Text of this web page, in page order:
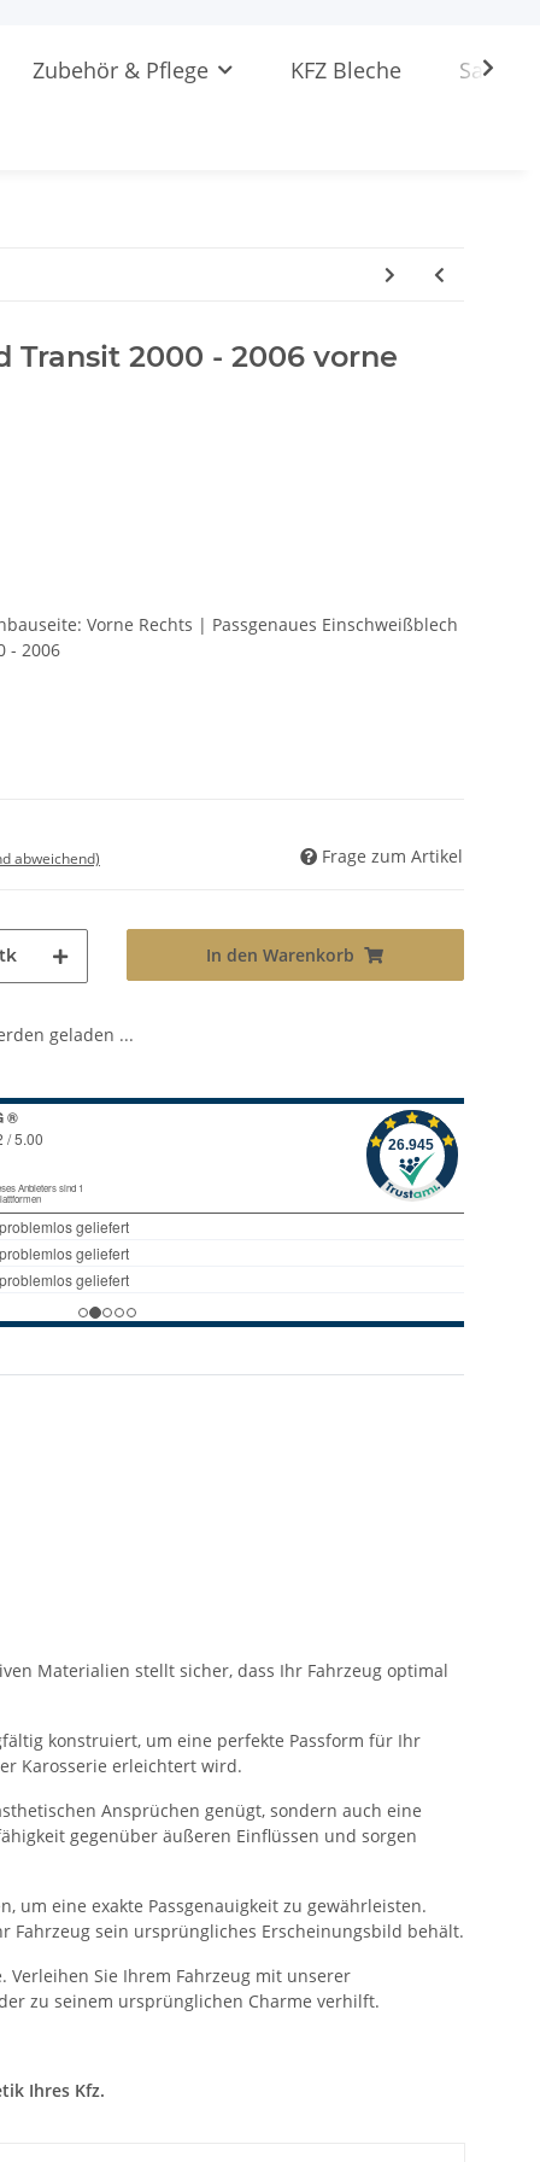
Zubehör & Pflege KFZ Bleche
Transit 2000 - 2006 vorne
Vorne Rechts | Passgenaues Einschweißblech
- 2006
abweichend) Frage zum Artikel
In den Warenkorb
geladen ...
Materialien stellt sicher, dass Ihr Fahrzeug optimal
konstruiert, um eine perfekte Passform für Ihr
Karosserie erleichtert wird.
Ansprüchen genügt, sondern auch eine
gegenüber äußeren Einflüssen und sorgen
eine exakte Passgenauigkeit zu gewährleisten.
Fahrzeug sein ursprüngliches Erscheinungsbild behält.
Sie Ihrem Fahrzeug mit unserer
zu seinem ursprünglichen Charme verhilft.
Ihres Kfz.